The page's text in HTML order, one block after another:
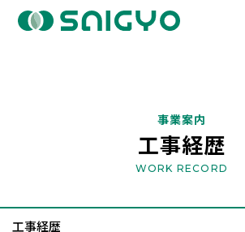
事業案内
工事経歴
WORK RECORD